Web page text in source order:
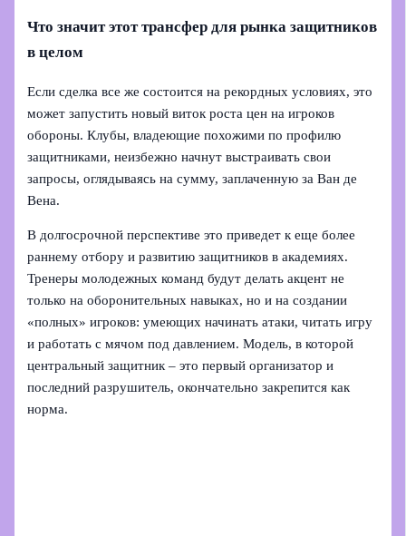
Что значит этот трансфер для рынка защитников
в целом
Если сделка все же состоится на рекордных условиях, это
может запустить новый виток роста цен на игроков
обороны. Клубы, владеющие похожими по профилю
защитниками, неизбежно начнут выстраивать свои
запросы, оглядываясь на сумму, заплаченную за Ван де
Вена.
В долгосрочной перспективе это приведет к еще более
раннему отбору и развитию защитников в академиях.
Тренеры молодежных команд будут делать акцент не
только на оборонительных навыках, но и на создании
«полных» игроков: умеющих начинать атаки, читать игру
и работать с мячом под давлением. Модель, в которой
центральный защитник – это первый организатор и
последний разрушитель, окончательно закрепится как
норма.